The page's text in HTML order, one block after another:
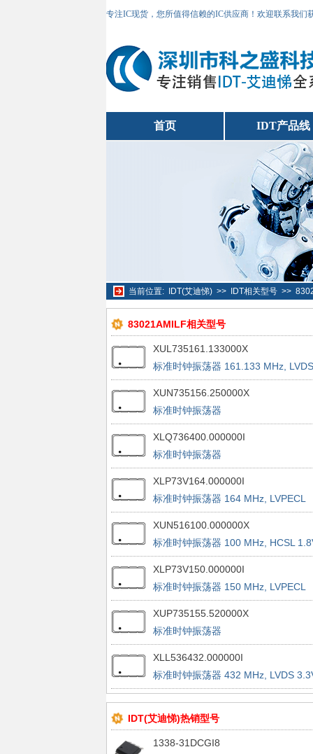
专注IC现货，您所值得信赖的IC供应商！欢迎联系我们
首页 IDT产品线
当前位置: IDT(艾迪悌)>> IDT相关型号>>
83021AMILF相关型号
XUL735161.133000X
标准时钟振荡器 161.133 MHz, LVDS
3.3V, 50 ppm
XUN735156.250000X
标准时钟振荡器
XLQ736400.000000I
标准时钟振荡器
XLP73V164.000000I
标准时钟振荡器 164 MHz, LVPECL
3.3V, 50 ppm APR
XUN516100.000000X
标准时钟振荡器 100 MHz, HCSL
25 ppm
XLP73V150.000000I
标准时钟振荡器 150 MHz, LVPECL
3.3V, 50 ppm APR
XUP735155.520000X
标准时钟振荡器
XLL536432.000000I
标准时钟振荡器 432 MHz, LVDS
25 ppm
IDT(艾迪悌)热销型号
1338-31DCGI8